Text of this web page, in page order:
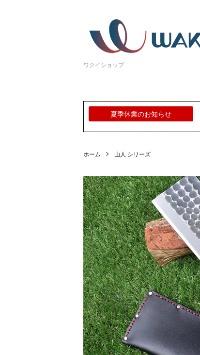
ワクイショップ
夏季休業のお知らせ
ホーム 山人 シリーズ